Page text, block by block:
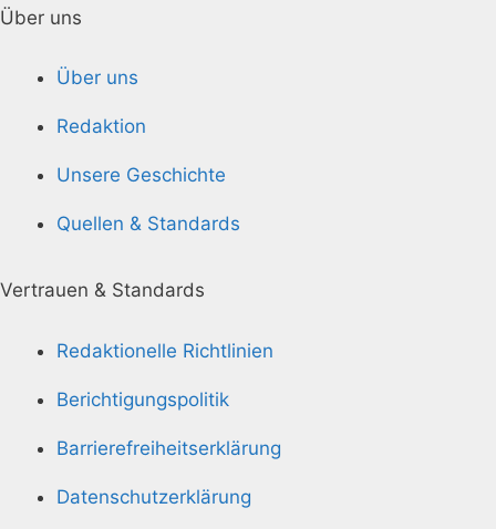
Über uns
Über uns
Redaktion
Unsere Geschichte
Quellen & Standards
Vertrauen & Standards
Redaktionelle Richtlinien
Berichtigungspolitik
Barrierefreiheitserklärung
Datenschutzerklärung